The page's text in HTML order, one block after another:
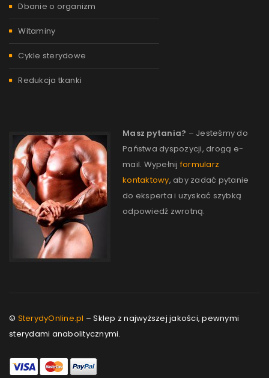
Dbanie o organizm
Witaminy
Cykle sterydowe
Redukcja tkanki
Masz pytania? – Jesteśmy do
Państwa dyspozycji, drogą e-
mail. Wypełnijformularz
kontaktowy, aby zadać pytanie
do eksperta i uzyskać szybką
odpowiedź zwrotną.
© SterydyOnline.pl – Sklep z najwyższej jakości, pewnymi
sterydami anabolitycznymi.